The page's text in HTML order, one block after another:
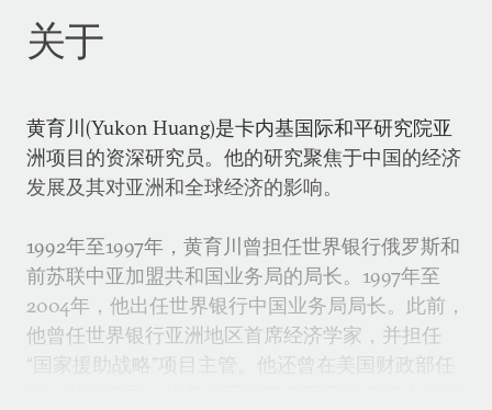
关于
黄育川(Yukon Huang)是卡内基国际和平研究院亚
洲项目的资深研究员。他的研究聚焦于中国的经济
发展及其对亚洲和全球经济的影响。
1992年至1997年，黄育川曾担任世界银行俄罗斯和
前苏联中亚加盟共和国业务局的局长。1997年至
2004年，他出任世界银行中国业务局局长。此前，
他曾任世界银行亚洲地区首席经济学家，并担任
“国家援助战略”项目主管。他还曾在美国财政部任